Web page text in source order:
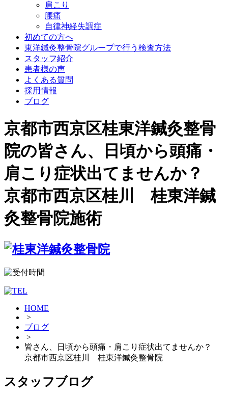
肩こり
腰痛
自律神経失調症
初めての方へ
東洋鍼灸整骨院グループで行う検査方法
スタッフ紹介
患者様の声
よくある質問
採用情報
ブログ
京都市西京区桂東洋鍼灸整骨
院の皆さん、日頃から頭痛・
肩こり症状出てませんか？
京都市西京区桂川 桂東洋鍼
灸整骨院施術
HOME
>
ブログ
>
皆さん、日頃から頭痛・肩こり症状出てませんか？
京都市西京区桂川 桂東洋鍼灸整骨院
スタッフブログ